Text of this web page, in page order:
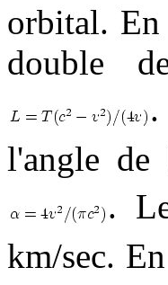
orbital. En
double
l'angle de
.
km/sec.